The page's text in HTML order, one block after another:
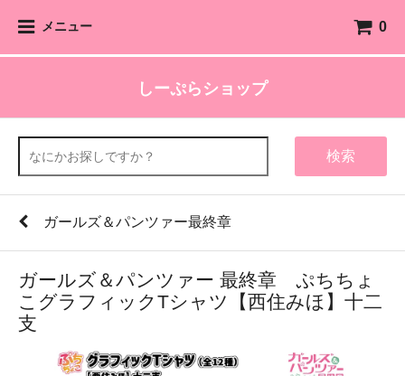
メニュー 0
しーぷらショップ
検索
ガールズ＆パンツァー最終章
ガールズ＆パンツァー 最終章 ぷちちょ
こグラフィックTシャツ【西住みほ】十二
支